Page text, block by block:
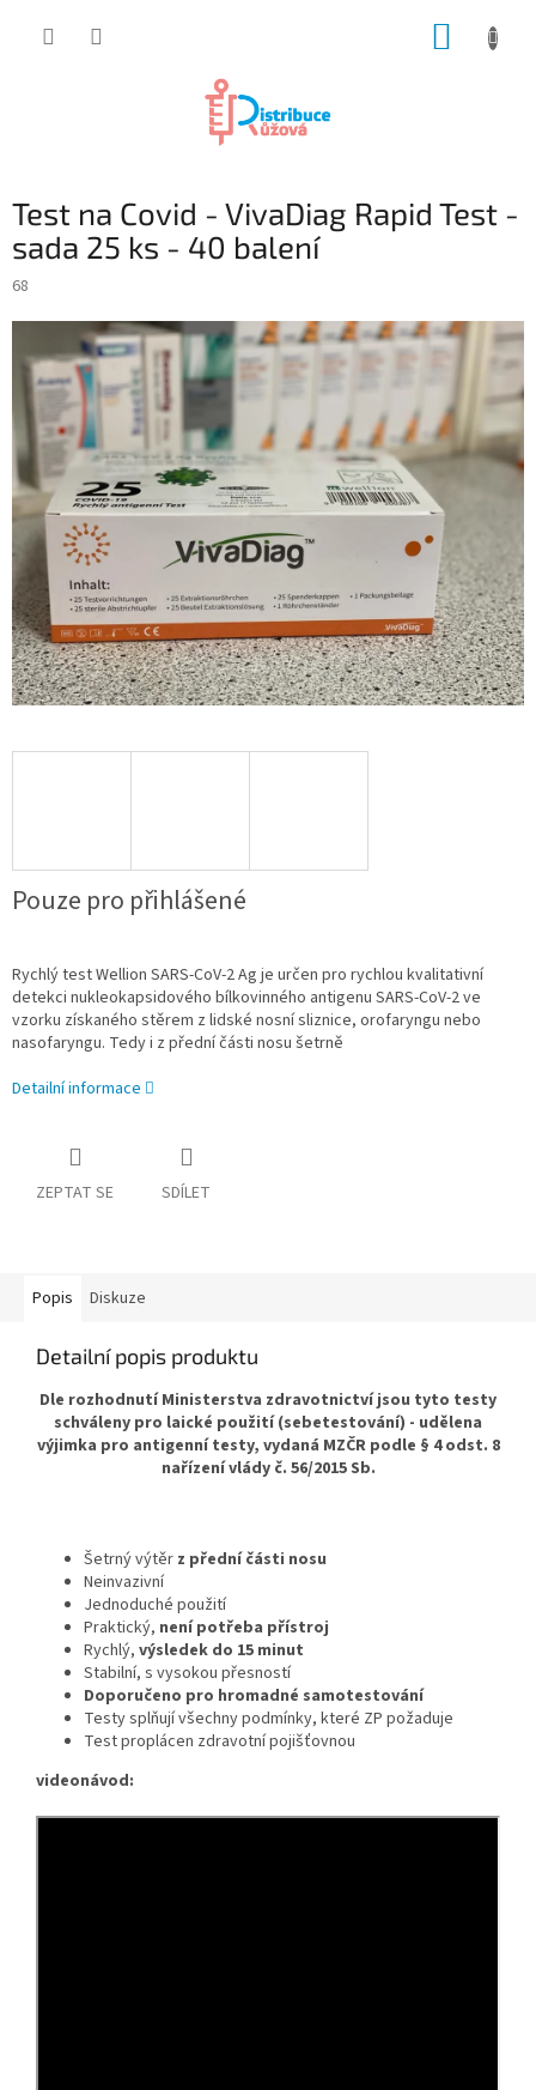
Test na Covid - VivaDiag Rapid Test -
sada 25 ks - 40 balení
68
Pouze pro přihlášené
Rychlý test Wellion SARS-CoV-2 Ag je určen pro rychlou kvalitativní
detekci nukleokapsidového bílkovinného antigenu SARS-CoV-2 ve
vzorku získaného stěrem z lidské nosní sliznice, orofaryngu nebo
nasofaryngu. Tedy i z přední části nosu šetrně
Detailní informace
ZEPTAT SE SDÍLET
Popis Diskuze
Detailní popis produktu
Dle rozhodnutí Ministerstva zdravotnictví jsou tyto testy
schváleny pro laické použití (sebetestování) - udělena
výjimka pro antigenní testy, vydaná MZČR podle § 4 odst. 8
nařízení vlády č. 56/2015 Sb.
Šetrný výtěr z přední části nosu
Neinvazivní
Jednoduché použití
Praktický, není potřeba přístroj
Rychlý, výsledek do 15 minut
Stabilní, s vysokou přesností
Doporučeno pro hromadné samotestování
Testy splňují všechny podmínky, které ZP požaduje
Test proplácen zdravotní pojišťovnou
videonávod: